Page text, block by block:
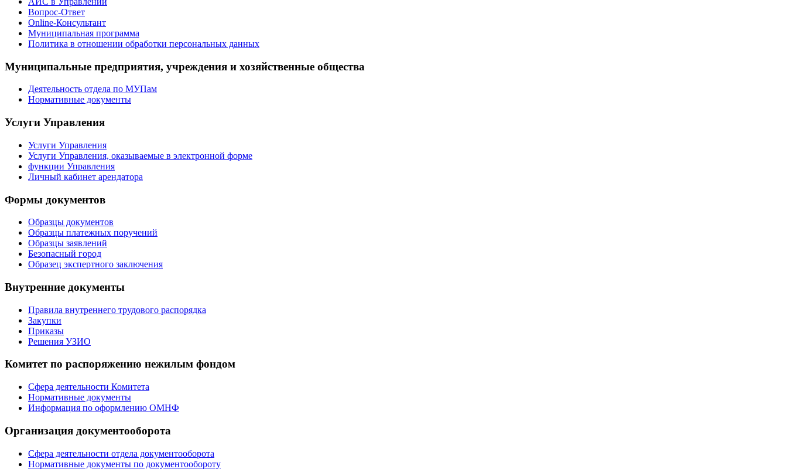
Вопрос-Ответ
Online-Консультант
Муниципальная программа
Политика в отношении обработки персональных данных
Муниципальные предприятия, учреждения и хозяйственные общества
Деятельность отдела по МУПам
Нормативные документы
Услуги Управления
Услуги Управления
Услуги Управления, оказываемые в электронной форме
функции Управления
Личный кабинет арендатора
Формы документов
Образцы документов
Образцы платежных поручений
Образцы заявлений
Безопасный город
Образец экспертного заключения
Внутренние документы
Правила внутреннего трудового распорядка
Закупки
Приказы
Решения УЗИО
Комитет по распоряжению нежилым фондом
Сфера деятельности Комитета
Нормативные документы
Информация по оформлению ОМНФ
Организация документооборота
Сфера деятельности отдела документооборота
Нормативные документы по документообороту